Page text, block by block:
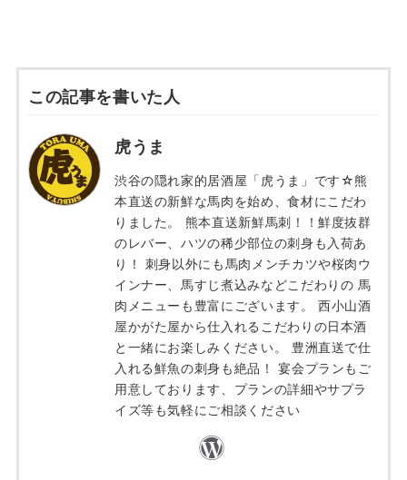
この記事を書いた人
虎うま
渋谷の隠れ家的居酒屋「虎うま」です☆熊
本直送の新鮮な馬肉を始め、食材にこだわ
りました。 熊本直送新鮮馬刺！！鮮度抜群
のレバー、ハツの稀少部位の刺身も入荷あ
り！ 刺身以外にも馬肉メンチカツや桜肉ウ
インナー、馬すじ煮込みなどこだわりの 馬
肉メニューも豊富にございます。 西小山酒
屋かがた屋から仕入れるこだわりの日本酒
と一緒にお楽しみください。 豊洲直送で仕
入れる鮮魚の刺身も絶品！ 宴会プランもご
用意しております、プランの詳細やサプラ
イズ等も気軽にご相談ください